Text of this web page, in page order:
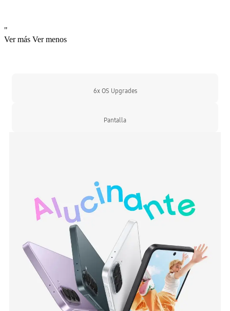
"
Ver más Ver menos
6x OS Upgrades
Pantalla